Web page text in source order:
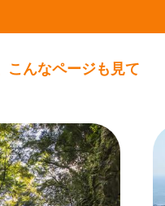
こんなページも見て